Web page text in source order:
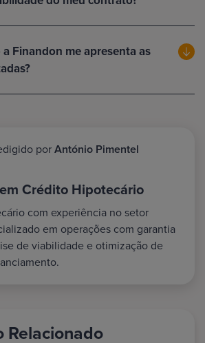
Finandon me apresenta as
porAntónio Pimentel
Crédito Hipotecário
com experiência no setor
em operações com garantia
de viabilidade e otimização de
Relacionado